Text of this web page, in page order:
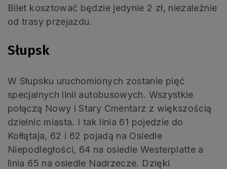
Bilet kosztować będzie jedynie 2 zł, niezależnie
od trasy przejazdu.
Słupsk
W Słupsku uruchomionych zostanie pięć
specjalnych linii autobusowych. Wszystkie
połączą Nowy i Stary Cmentarz z większością
dzielnic miasta. I tak linia 61 pojedzie do
Kołłątaja, 62 i 62 pojadą na Osiedle
Niepodległości, 64 na osiedle Westerplatte a
linia 65 na osiedle Nadrzecze. Dzięki